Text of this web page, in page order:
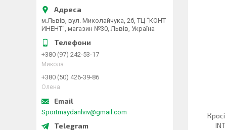
м.Львів, вул. Миколайчука, 2б, ТЦ "КОНТ
ИНЕНТ", магазин №30, Львів, Україна
+380 (97) 242-53-17
Микола
+380 (50) 426-39-86
Олена
Sportmaydanlviv@gmail.com